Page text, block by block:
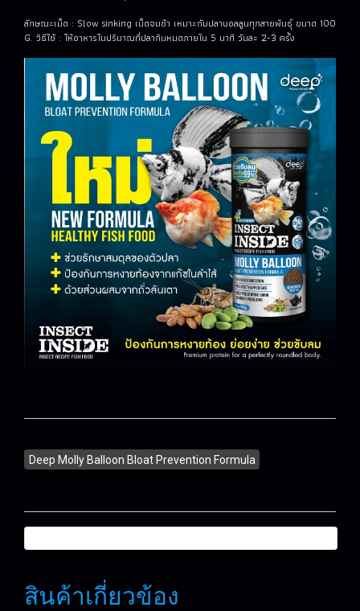
ลักษณะเม็ด : Slow sinking เม็ดจมช้า เหมาะกับปลาบอลลูนทุกสายพันธุ์ ขนาด 100
G. วิธีใช้ : ให้อาหารในปริมาณที่ปลากินหมดภายใน 5 นาที วันละ 2-3 ครั้ง
Deep Molly Balloon Bloat Prevention Formula
สินค้าเกี่ยวข้อง